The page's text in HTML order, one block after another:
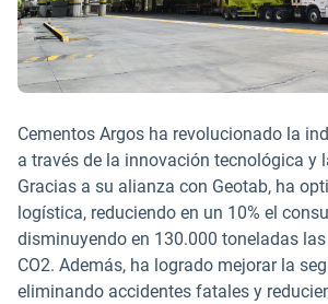
Cementos Argos ha revolucionado la
a través de la innovación tecnológica y
Gracias a su alianza con Geotab, ha
logística, reduciendo en un 10% el
disminuyendo en 130.000 toneladas
CO2. Además, ha logrado mejorar la
eliminando accidentes fatales y